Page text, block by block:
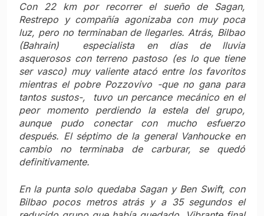
Con 22 km por recorrer el sueño de Sagan,
Restrepo y compañía agonizaba con muy poca
luz, pero no terminaban de llegarles. Atrás, Bilbao
(Bahrain) especialista en días de lluvia
asquerosos con terreno pastoso (es lo que tiene
ser vasco) muy valiente atacó entre los favoritos
mientras el pobre Pozzovivo -que no gana para
tantos sustos-, tuvo un percance mecánico en el
peor momento perdiendo la estela del grupo,
aunque pudo conectar con mucho esfuerzo
después. El séptimo de la general Vanhoucke en
cambio no terminaba de carburar, se quedó
definitivamente.
En la punta solo quedaba Sagan y Ben Swift, con
Bilbao pocos metros atrás y a 35 segundos el